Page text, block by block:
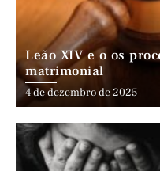
Leão XIV e o os
matrimonial
4 de dezembro de 2025